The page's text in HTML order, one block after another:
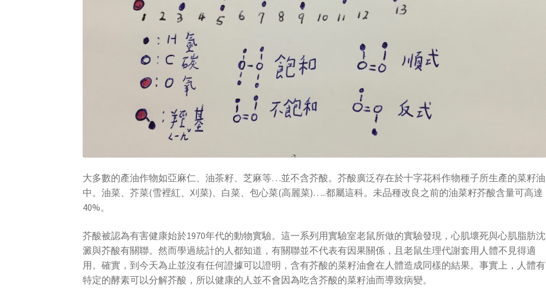
大多數的產油作物如亞麻仁、油茶籽、芝麻等…並不含芥酸。芥酸廣泛存在於十字花科作物種子所生產的菜籽油
中。油菜、芥菜(雪裡紅、刈菜)、白菜、包心菜(高麗菜)…..都屬這科。未品種改良之前的油菜籽芥酸含量可高達
40%。
芥酸被認為有害健康始於1970年代的動物實驗。這一系列用實驗室老鼠所做的實驗發現，心肌壞死與心肌脂肪沈
澱與芥酸有關聯。然而學過統計的人都知道，有關聯並不代表有因果關係，且老鼠生理代謝套用人體不見得適
用。確實，到今天為止並沒有任何證據可以證明，含有芥酸的菜籽油會在人體造成同樣的結果。事實上，人體有
特定的酵素可以分解芥酸，所以健康的人並不會因為吃含芥酸的菜籽油而導致病變。